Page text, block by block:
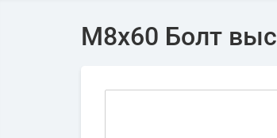
М8х60 Болт